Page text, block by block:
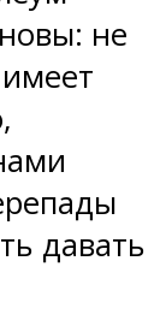
не
давать